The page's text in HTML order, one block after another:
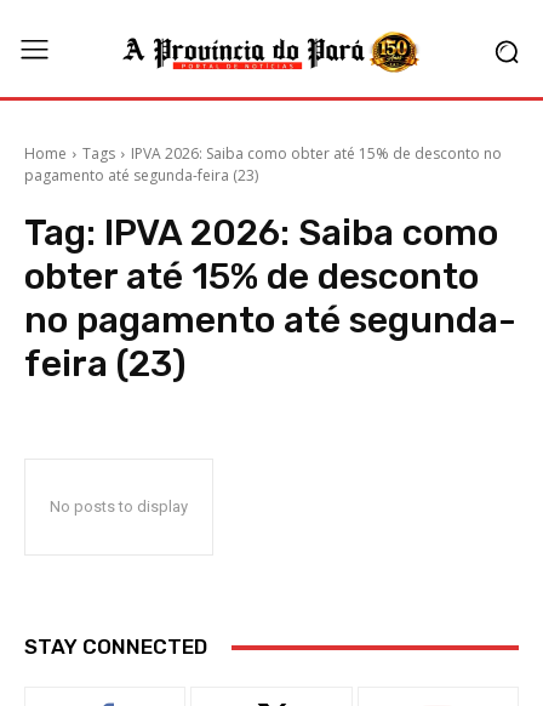
Home Tags
IPVA 2026: Saiba como obter até 15% de desconto no
pagamento até segunda-feira (23)
Tag: IPVA 2026: Saiba como
obter até 15% de desconto
no pagamento até segunda-
feira (23)
No posts to display
STAY CONNECTED